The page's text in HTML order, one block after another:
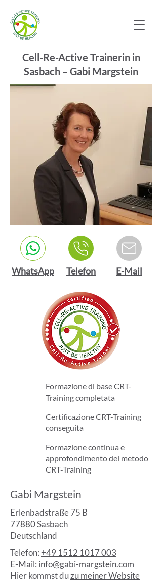
Cell-Re-Active Trainerin in
Sasbach – Gabi Margstein
WhatsApp Telefon E-Mail
Formazione di base CRT-
Training completata
Certificazione CRT-Training
conseguita
Formazione continua e
approfondimento del metodo
CRT-Training
Gabi Margstein
Erlenbadstraße 75 B
77880 Sasbach
Deutschland
Telefon:+49 1512 1017 003
E-Mail: info@gabi-margstein.com
Hier kommst duzu meiner Website